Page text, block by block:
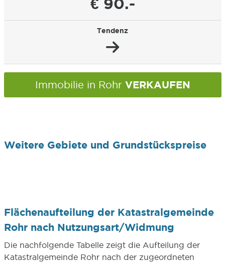
€ 90.-
Tendenz
Immobilie in Rohr VERKAUFEN
Weitere Gebiete und Grundstückspreise
Flächenaufteilung der Katastralgemeinde
Rohr nach Nutzungsart/Widmung
Die nachfolgende Tabelle zeigt die Aufteilung der
Katastralgemeinde Rohr nach der zugeordneten